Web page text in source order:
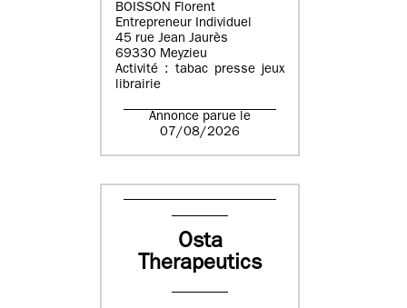
BOISSON Florent
Entrepreneur Individuel
45 rue Jean Jaurès
69330 Meyzieu
Activité : tabac presse jeux
librairie
Annonce parue le
07/08/2026
Osta
Therapeutics